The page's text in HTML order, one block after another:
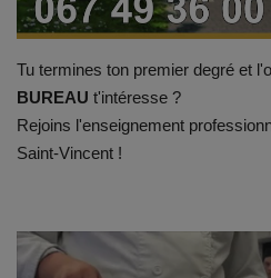
Services
Contacts
Tu termines ton premier degré et
BUREAU t'intéresse ?
Rejoins l'enseignement
Saint-Vincent !